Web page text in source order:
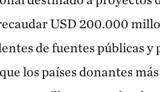
USD 200.000
de fuentes públicas y
los países donantes